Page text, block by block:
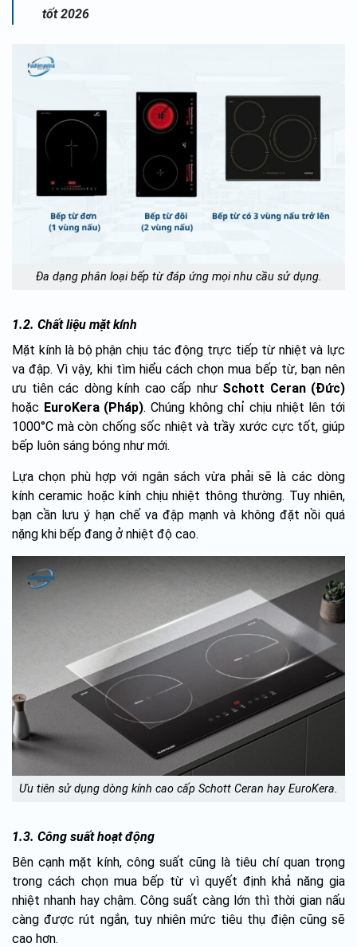
tốt 2026
Đa dạng phân loại bếp từ đáp ứng mọi nhu cầu sử dụng.
1.2. Chất liệu mặt kính
Mặt kính là bộ phận chịu tác động trực tiếp từ nhiệt và lực
va đập. Vì vậy, khi tìm hiểu cách chọn mua bếp từ, bạn nên
ưu tiên các dòng kính cao cấp như Schott Ceran (Đức)
hoặc EuroKera (Pháp). Chúng không chỉ chịu nhiệt lên tới
1000°C mà còn chống sốc nhiệt và trầy xước cực tốt, giúp
bếp luôn sáng bóng như mới.
Lựa chọn phù hợp với ngân sách vừa phải sẽ là các dòng
kính ceramic hoặc kính chịu nhiệt thông thường. Tuy nhiên,
bạn cần lưu ý hạn chế va đập mạnh và không đặt nồi quá
nặng khi bếp đang ở nhiệt độ cao.
Ưu tiên sử dụng dòng kính cao cấp Schott Ceran hay EuroKera.
1.3. Công suất hoạt động
Bên cạnh mặt kính, công suất cũng là tiêu chí quan trọng
trong cách chọn mua bếp từ vì quyết định khả năng gia
nhiệt nhanh hay chậm. Công suất càng lớn thì thời gian nấu
càng được rút ngắn, tuy nhiên mức tiêu thụ điện cũng sẽ
cao hơn.